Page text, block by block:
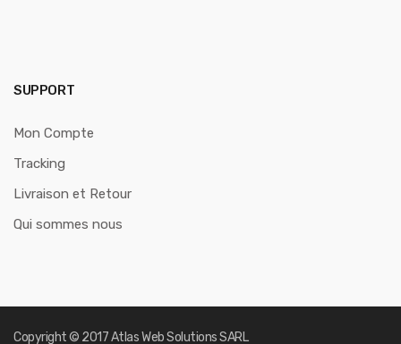
SUPPORT
Mon Compte
Tracking
Livraison et Retour
Qui sommes nous
Copyright © 2017Atlas Web Solutions SARL